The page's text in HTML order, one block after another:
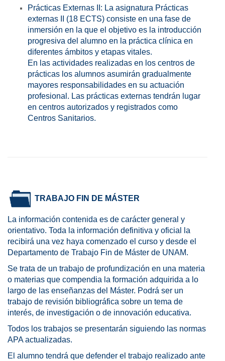
Prácticas Externas II: La asignatura Prácticas
externas II (18 ECTS) consiste en una fase de
inmersión en la que el objetivo es la introducción
progresiva del alumno en la práctica clínica en
diferentes ámbitos y etapas vitales.
En las actividades realizadas en los centros de
prácticas los alumnos asumirán gradualmente
mayores responsabilidades en su actuación
profesional. Las prácticas externas tendrán lugar
en centros autorizados y registrados como
Centros Sanitarios.
TRABAJO FIN DE MÁSTER
La información contenida es de carácter general y
orientativo. Toda la información definitiva y oficial la
recibirá una vez haya comenzado el curso y desde el
Departamento de Trabajo Fin de Máster de UNAM.
Se trata de un trabajo de profundización en una materia
o materias que compendia la formación adquirida a lo
largo de las enseñanzas del Máster. Podrá ser un
trabajo de revisión bibliográfica sobre un tema de
interés, de investigación o de innovación educativa.
Todos los trabajos se presentarán siguiendo las normas
APA actualizadas.
El alumno tendrá que defender el trabajo realizado ante